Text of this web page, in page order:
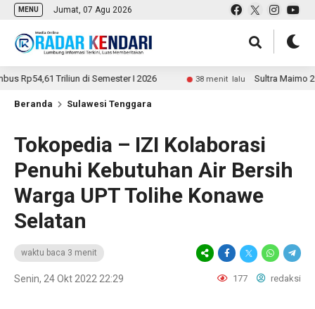
MENU Jumat, 07 Agu 2026
Triliun di Semester I 2026 38 menit lalu Sultra Maimo 2026
Beranda Sulawesi Tenggara
Tokopedia – IZI Kolaborasi
Penuhi Kebutuhan Air Bersih
Warga UPT Tolihe Konawe
Selatan
waktu baca 3 menit
Senin, 24 Okt 2022 22:29 177 redaksi